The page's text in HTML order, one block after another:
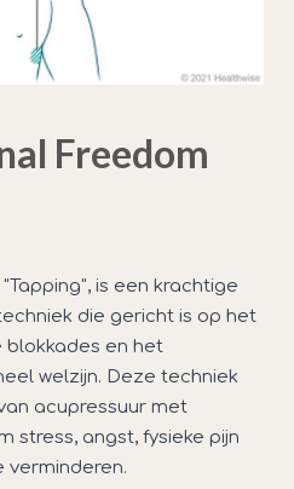
Freedom
is een krachtige
die gericht is op het
en het
welzijn. Deze techniek
acupressuur met
stress, angst, fysieke pijn
verminderen.